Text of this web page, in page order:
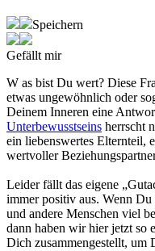
Speichern
Gefällt mir
W as bist Du wert? Diese
etwas ungewöhnlich oder
Deinem Inneren eine
Unterbewusstseins herrscht
ein liebenswertes Elternteil,
wertvoller
Leider fällt das eigene
immer positiv aus. Wenn Du
und andere Menschen viel
dann haben wir hier jetzt so
Dich zusammengestellt, um